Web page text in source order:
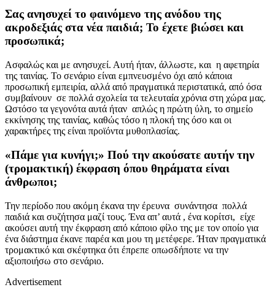
Σας ανησυχεί το φαινόμενο της ανόδου της
ακροδεξιάς στα νέα παιδιά; Το έχετε βιώσει και
προσωπικά;
Ασφαλώς και με ανησυχεί. Αυτή ήταν, άλλωστε, και η αφετηρία
της ταινίας. Το σενάριο είναι εμπνευσμένο όχι από κάποια
προσωπική εμπειρία, αλλά από πραγματικά περιστατικά, από όσα
συμβαίνουν σε πολλά σχολεία τα τελευταία χρόνια στη χώρα μας.
Ωστόσο τα γεγονότα αυτά ήταν απλώς η πρώτη ύλη, το σημείο
εκκίνησης της ταινίας, καθώς τόσο η πλοκή της όσο και οι
χαρακτήρες της είναι προϊόντα μυθοπλασίας.
«Πάμε για κυνήγι;» Πού την ακούσατε αυτήν την
(τρομακτική) έκφραση όπου θηράματα είναι
άνθρωποι;
Την περίοδο που ακόμη έκανα την έρευνα συνάντησα πολλά
παιδιά και συζήτησα μαζί τους. Ένα απ’ αυτά , ένα κορίτσι, είχε
ακούσει αυτή την έκφραση από κάποιο φίλο της με τον οποίο για
ένα διάστημα έκανε παρέα και μου τη μετέφερε. Ήταν πραγματικά
τρομακτικό και σκέφτηκα ότι έπρεπε οπωσδήποτε να την
αξιοποιήσω στο σενάριο.
Advertisement